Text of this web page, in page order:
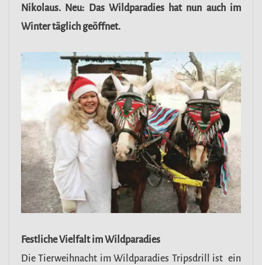
Nikolaus. Neu: Das Wildparadies hat nun auch im
Winter täglich geöffnet.
Festliche Vielfalt im Wildparadies
Die Tierweihnacht im Wildparadies Tripsdrill ist ein